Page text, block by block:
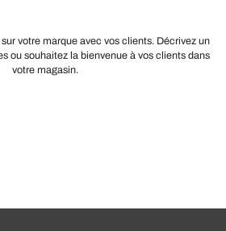
votre marque avec vos clients. Décrivez un
ou souhaitez la bienvenue à vos clients dans
votre magasin.